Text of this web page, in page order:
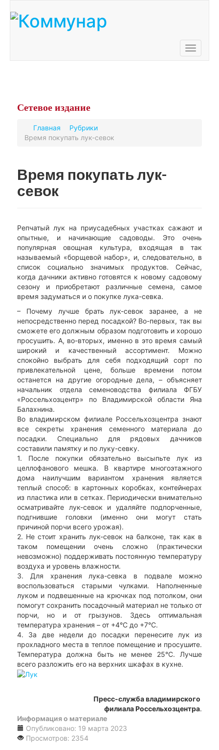
Toggle
Сетевое издание
Главная
Рубрики
Время покупать лук-севок
Время покупать лук-
севок
Репчатый лук на приусадебных участках сажают и
опытные, и начинающие садоводы. Это очень
популярная овощная культура, входящая в так
называемый «борщевой набор», и, следовательно, в
список социально значимых продуктов. Сейчас,
когда дачники активно готовятся к новому садовому
сезону и приобретают различные семена, самое
время задуматься и о покупке лука-севка.
– Почему лучше брать лук-севок заранее, а не
непосредственно перед посадкой? Во-первых, так вы
сможете его должным образом подготовить и хорошо
просушить. А, во-вторых, именно в это время самый
широкий и качественный ассортимент. Можно
спокойно выбрать для себя подходящий сорт по
привлекательной цене, больше времени потом
останется на другие огородные дела, – объясняет
начальник отдела семеноводства филиала ФГБУ
«Россельхозцентр» по Владимирской области Яна
Балахнина.
Во владимирском филиале Россельхозцентра знают
все секреты хранения семенного материала до
посадки. Специально для рядовых дачников
составили памятку и по луку-севку.
1. После покупки обязательно высыпьте лук из
целлофанового мешка. В квартире многоэтажного
дома наилучшим вариантом хранения является
теплый способ: в картонных коробках, контейнерах
из пластика или в сетках. Периодически внимательно
осматривайте лук-севок и удаляйте подпорченные,
подгнившие головки (именно они могут стать
причиной порчи всего урожая).
2. Не стоит хранить лук-севок на балконе, так как в
таком помещении очень сложно (практически
невозможно) поддерживать постоянную температуру
воздуха и уровень влажности.
3. Для хранения лука-севка в подвале можно
воспользоваться старыми чулками. Наполненные
луком и подвешенные на крючках под потолком, они
помогут сохранить посадочный материал не только от
порчи, но и от грызунов. Здесь оптимальная
температура хранения – от +4°C до +7°C.
4. За две недели до посадки перенесите лук из
прохладного места в теплое помещение и просушите.
Температура должна быть не менее 25°C. Лучше
всего разложить его на верхних шкафах в кухне.
Пресс-служба владимирского
филиала Россельхозцентра.
Информация о материале
Опубликовано: 19 марта 2023
Просмотров: 2354